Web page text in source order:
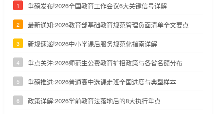
1 重磅发布!2026全国教育工作会议6大关键信号详解
2 最新通知:2026教育部基础教育规范管理负面清单全文要点
3 新规速递!2026中小学课后服务规范化指南详解
4 重点关注:2026师范生公费教育扩招政策与各省名额分布
5 重磅推进:2026普通高中选课走班全国进度与典型样本
6 政策详解:2026学前教育法落地后的8大执行重点